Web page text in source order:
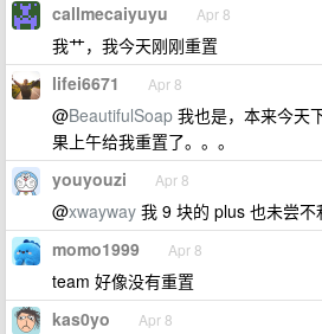
callmecaiyuyu Apr 8
我艹，我今天刚刚重置
lifei6671 Apr 8
@BeautifulSoap 我也是，本来今天
果上午给我重置了。。。
youyouzi Apr 8
@xwayway 我 9 块的 plus 也未尝不
momo1999 Apr 8
team 好像没有重置
kas0yo Apr 8